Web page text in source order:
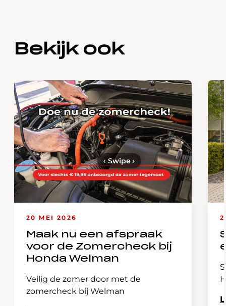
Bekijk ook
20 MEI 2026
Maak nu een afspraak
voor de Zomercheck bij
Honda Welman
Veilig de zomer door met de
zomercheck bij Welman
‹ Swipe›